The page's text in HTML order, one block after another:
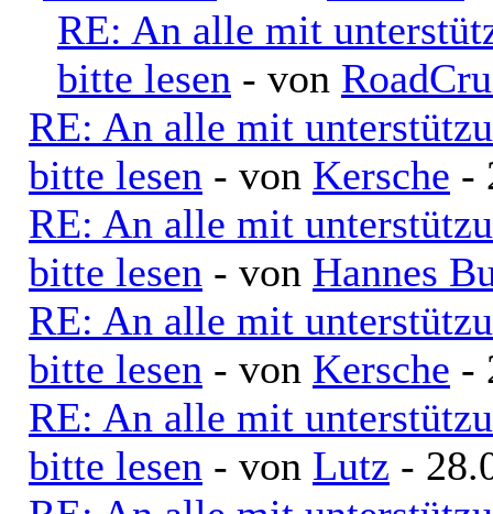
RE: An alle mit
bitte lesen - von
RE: An alle mit
bitte lesen - von Kersche -
RE: An alle mit
bitte lesen - von Hannes
RE: An alle mit
bitte lesen - von Kersche -
RE: An alle mit
bitte lesen - von Lutz -